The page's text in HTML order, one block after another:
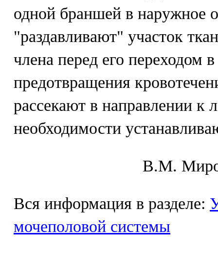
одной браншей в наружное
"раздавливают" участок
члена перед его переходом
предотвращения
рассекают в направлении к
необходимости
В.М.
Вся информация в разделе:
мочеполовой системы